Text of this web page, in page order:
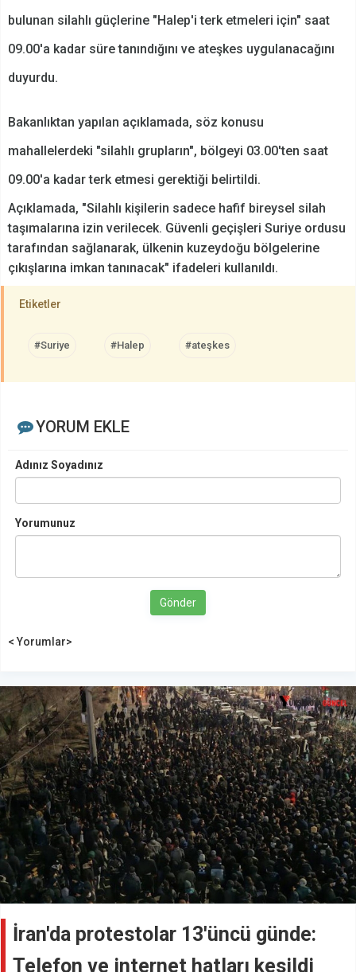
bulunan silahlı güçlerine "Halep'i terk etmeleri için" saat
09.00'a kadar süre tanındığını ve ateşkes uygulanacağını
duyurdu.
Bakanlıktan yapılan açıklamada, söz konusu
mahallelerdeki "silahlı grupların", bölgeyi 03.00'ten saat
09.00'a kadar terk etmesi gerektiği belirtildi.
Açıklamada, "Silahlı kişilerin sadece hafif bireysel silah
taşımalarına izin verilecek. Güvenli geçişleri Suriye ordusu
tarafından sağlanarak, ülkenin kuzeydoğu bölgelerine
çıkışlarına imkan tanınacak" ifadeleri kullanıldı.
Etiketler
#Suriye #Halep #ateşkes
YORUM EKLE
Adınız Soyadınız
Yorumunuz
Gönder
< Yorumlar>
İran'da protestolar 13'üncü günde:
Telefon ve internet hatları kesildi